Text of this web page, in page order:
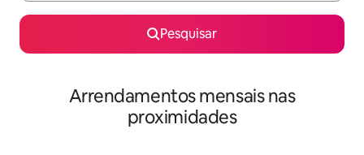
Pesquisar
Arrendamentos mensais nas
proximidades